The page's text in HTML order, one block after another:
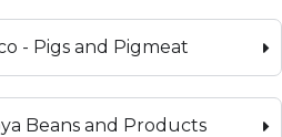
- Pigs and Pigmeat
Beans and Products